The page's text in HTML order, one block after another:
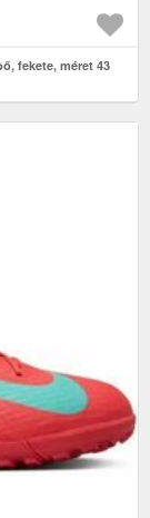
fekete, méret 43